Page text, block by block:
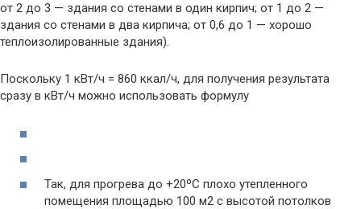
от 2 до 3 — здания со стенами в один кирпич; от 1 до 2 —
здания со стенами в два кирпича; от 0,6 до 1 — хорошо
теплоизолированные здания).
Поскольку 1 кВт/ч = 860 ккал/ч, для получения результата
сразу в кВт/ч можно использовать формулу
Так, для прогрева до +20ºС плохо утепленного
помещения площадью 100 м2 с высотой потолков